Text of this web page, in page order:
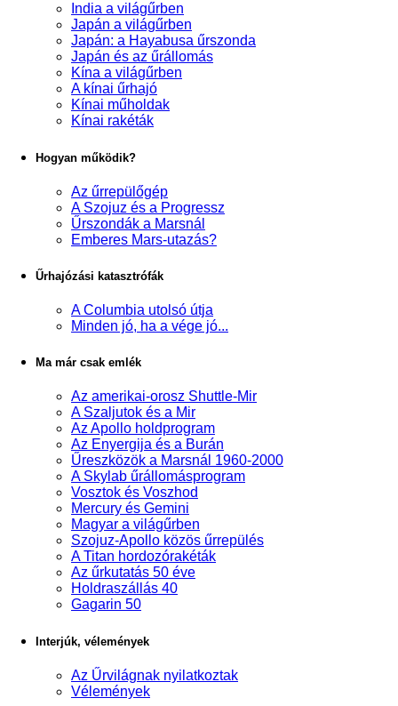
India a világűrben
Japán a világűrben
Japán: a Hayabusa űrszonda
Japán és az űrállomás
Kína a világűrben
A kínai űrhajó
Kínai műholdak
Kínai rakéták
Hogyan működik?
Az űrrepülőgép
A Szojuz és a Progressz
Űrszondák a Marsnál
Emberes Mars-utazás?
Űrhajózási katasztrófák
A Columbia utolsó útja
Minden jó, ha a vége jó...
Ma már csak emlék
Az amerikai-orosz Shuttle-Mir
A Szaljutok és a Mir
Az Apollo holdprogram
Az Enyergija és a Burán
Űreszközök a Marsnál 1960-2000
A Skylab űrállomásprogram
Vosztok és Voszhod
Mercury és Gemini
Magyar a világűrben
Szojuz-Apollo közös űrrepülés
A Titan hordozórakéták
Az űrkutatás 50 éve
Holdraszállás 40
Gagarin 50
Interjúk, vélemények
Az Űrvilágnak nyilatkoztak
Vélemények